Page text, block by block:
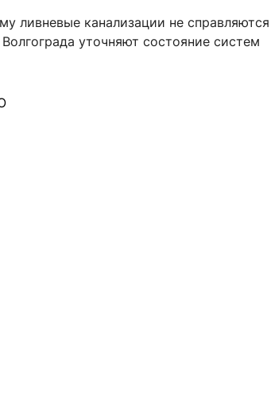
ливневые канализации не
уточняют состояние систем